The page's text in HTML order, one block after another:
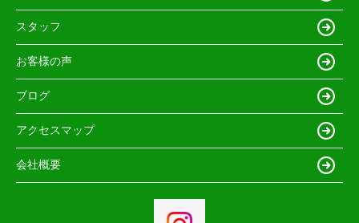
スタッフ
お客様の声
ブログ
アクセスマップ
会社概要